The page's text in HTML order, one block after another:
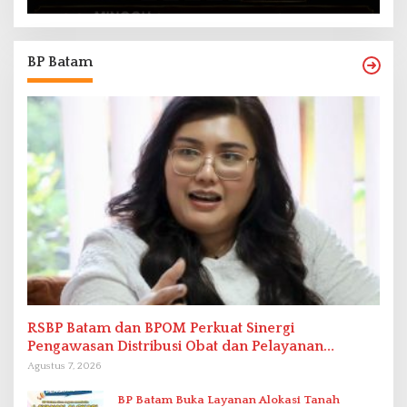
BP Batam
RSBP Batam dan BPOM Perkuat Sinergi
Pengawasan Distribusi Obat dan Pelayanan
Kefarmasian
Agustus 7, 2026
BP Batam Buka Layanan Alokasi Tanah